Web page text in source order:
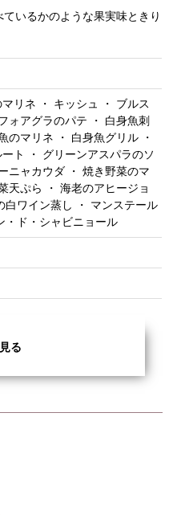
いるかのような果実味ときり
リネ ・ キッシュ ・ ブルス
ォアグラのパテ ・ 白身魚刺
のマリネ ・ 白身魚グリル ・
ト ・ グリーンアスパラのソ
ニャカウダ ・ 焼き野菜のマ
天ぷら ・ 海老のアヒージョ
白ワイン蒸し ・ マンステール
・ド・シャビニョール
る